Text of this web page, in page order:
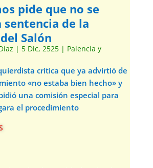
pide que no se
de la
Salón
| 5 Dic, 2525| Palencia y
critica que ya advirtió de
«no estaba bien hecho» y
una comisión especial para
el procedimiento